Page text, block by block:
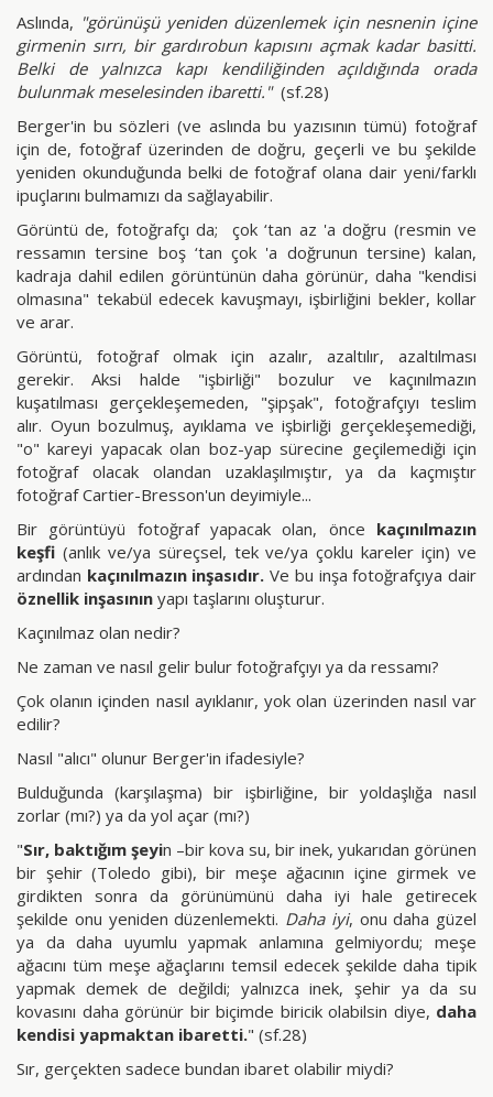
Aslında, "görünüşü yeniden düzenlemek için nesnenin içine
girmenin sırrı, bir gardırobun kapısını açmak kadar basitti.
Belki de yalnızca kapı kendiliğinden açıldığında orada
bulunmak meselesinden ibaretti." (sf.28)
Berger'in bu sözleri (ve aslında bu yazısının tümü) fotoğraf
için de, fotoğraf üzerinden de doğru, geçerli ve bu şekilde
yeniden okunduğunda belki de fotoğraf olana dair yeni/farklı
ipuçlarını bulmamızı da sağlayabilir.
Görüntü de, fotoğrafçı da; çok ‘tan az 'a doğru (resmin ve
ressamın tersine boş ‘tan çok 'a doğrunun tersine) kalan,
kadraja dahil edilen görüntünün daha görünür, daha "kendisi
olmasına" tekabül edecek kavuşmayı, işbirliğini bekler, kollar
ve arar.
Görüntü, fotoğraf olmak için azalır, azaltılır, azaltılması
gerekir. Aksi halde "işbirliği" bozulur ve kaçınılmazın
kuşatılması gerçekleşemeden, "şipşak", fotoğrafçıyı teslim
alır. Oyun bozulmuş, ayıklama ve işbirliği gerçekleşemediği,
"o" kareyi yapacak olan boz-yap sürecine geçilemediği için
fotoğraf olacak olandan uzaklaşılmıştır, ya da kaçmıştır
fotoğraf Cartier-Bresson'un deyimiyle...
Bir görüntüyü fotoğraf yapacak olan, önce kaçınılmazın
keşfi (anlık ve/ya süreçsel, tek ve/ya çoklu kareler için) ve
ardından kaçınılmazın inşasıdır. Ve bu inşa fotoğrafçıya dair
öznellik inşasının yapı taşlarını oluşturur.
Kaçınılmaz olan nedir?
Ne zaman ve nasıl gelir bulur fotoğrafçıyı ya da ressamı?
Çok olanın içinden nasıl ayıklanır, yok olan üzerinden nasıl var
edilir?
Nasıl "alıcı" olunur Berger'in ifadesiyle?
Bulduğunda (karşılaşma) bir işbirliğine, bir yoldaşlığa nasıl
zorlar (mı?) ya da yol açar (mı?)
"Sır, baktığım şeyin –bir kova su, bir inek, yukarıdan görünen
bir şehir (Toledo gibi), bir meşe ağacının içine girmek ve
girdikten sonra da görünümünü daha iyi hale getirecek
şekilde onu yeniden düzenlemekti. Daha iyi, onu daha güzel
ya da daha uyumlu yapmak anlamına gelmiyordu; meşe
ağacını tüm meşe ağaçlarını temsil edecek şekilde daha tipik
yapmak demek de değildi; yalnızca inek, şehir ya da su
kovasını daha görünür bir biçimde biricik olabilsin diye, daha
kendisi yapmaktan ibaretti." (sf.28)
Sır, gerçekten sadece bundan ibaret olabilir miydi?